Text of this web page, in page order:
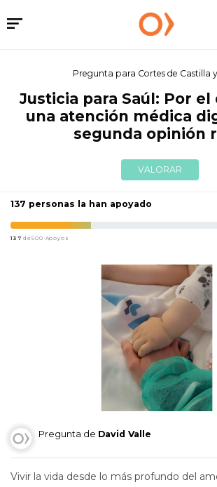
Pregunta para Cortes de Castilla
Justicia para Saúl: Por el
una atención médica
segunda opinión
VALORAR
137 personas la han apoyado
137 de500 Apoyos
Pregunta de David Valle
Vivir la vida desde lo más profundo del